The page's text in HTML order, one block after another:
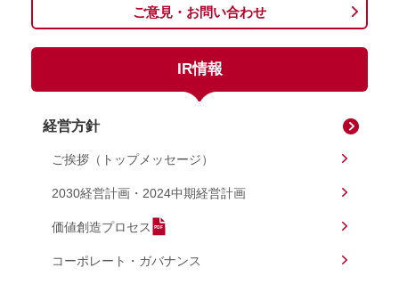
ご意見・お問い合わせ
IR情報
経営方針
ご挨拶（トップメッセージ）
2030経営計画・2024中期経営計画
価値創造プロセス
コーポレート・ガバナンス